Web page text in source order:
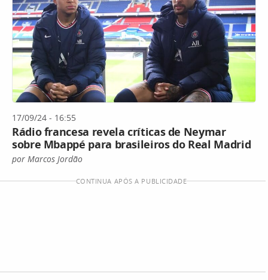
17/09/24 - 16:55
Rádio francesa revela críticas de Neymar
sobre Mbappé para brasileiros do Real Madrid
por Marcos Jordão
CONTINUA APÓS A PUBLICIDADE